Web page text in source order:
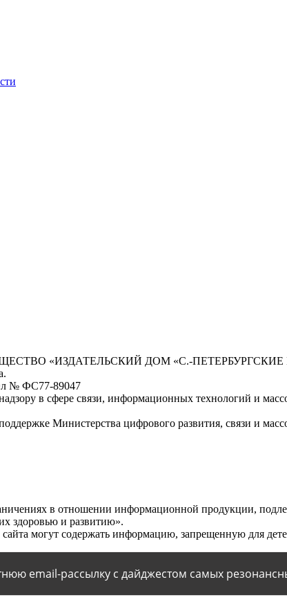
«ИЗДАТЕЛЬСКИЙ ДОМ «С.-
№ ФС77-89047
в сфере связи, информационных технологий и
Министерства цифрового развития, связи и
в отношении информационной продукции,
здоровью и развитию».
могут содержать информацию, запрещенную для
email-рассылку с дайджестом самых